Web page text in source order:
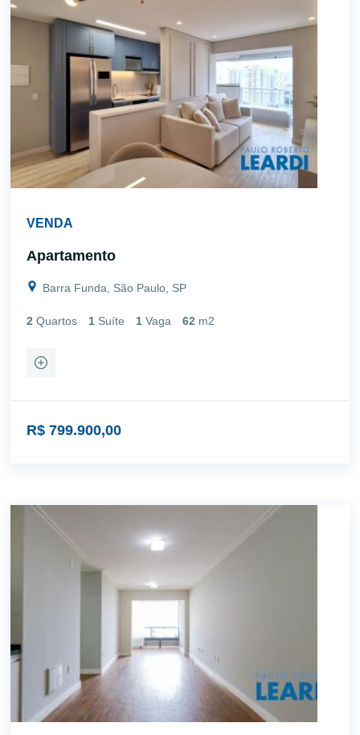
VENDA
Apartamento
Barra Funda, São Paulo, SP
2 Quartos 1 Suíte 1 Vaga 62 m2
R$ 799.900,00